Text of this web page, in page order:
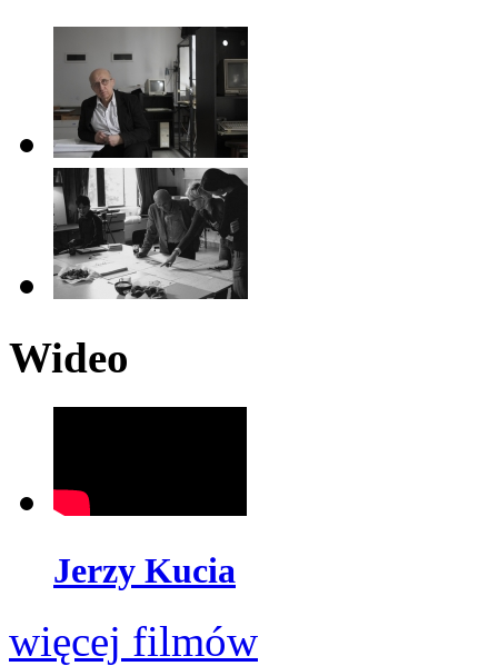
Wideo
Jerzy Kucia
więcej filmów